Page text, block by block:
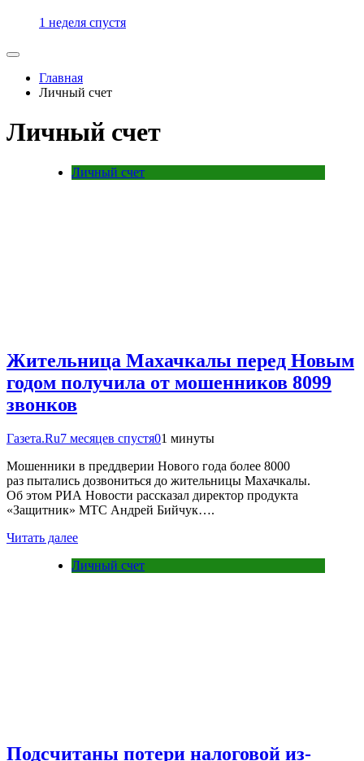
1 неделя спустя
Главная
Личный счет
Личный счет
Личный счет
Жительница Махачкалы перед Новым
годом получила от мошенников 8099
звонков
Газета.Ru7 месяцев спустя01 минуты
Мошенники в преддверии Нового года более 8000
раз пытались дозвониться до жительницы Махачкалы.
Об этом РИА Новости рассказал директор продукта
«Защитник» МТС Андрей Бийчук….
Читать далее
Личный счет
Подсчитаны потери налоговой из-